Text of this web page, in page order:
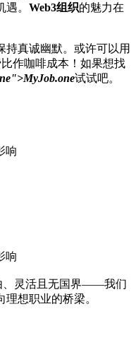
。 Web3组织的魅力在
持真诚幽默。或许可以用
作咖啡成本！如果想找
">MyJob.one试试吧。
、灵活且无国界——我们
想职业的桥梁。